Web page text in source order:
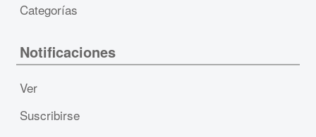
Categorías
Notificaciones
Ver
Suscribirse